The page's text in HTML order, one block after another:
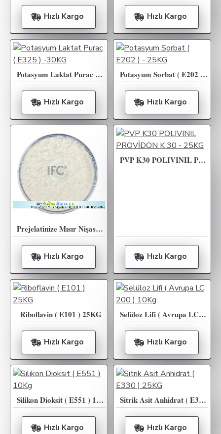
Hızlı Kargo Hızlı Kargo
Potasyum Laktat Purac ( E325 ) -30KG
Hızlı Kargo
Potasyum Sorbat ( E202 ) - 25KG
Hızlı Kargo
Prejelatinize Mısır Nişastası PREGEFLO CH20 ( Roquette ) - 25KG
Hızlı Kargo
PVP K30 POLIVINIL PROVİDON K 30 - 25KG
Hızlı Kargo
Riboflavin ( E101 ) 25KG
Hızlı Kargo
Selüloz Lifi ( Avrupa LC 200 ) 10Kg
Hızlı Kargo
Silikon Dioksit ( E551 ) 10Kg
Hızlı Kargo
Sitrik Asit Anhidrat ( E330 ) 25KG
Hızlı Kargo